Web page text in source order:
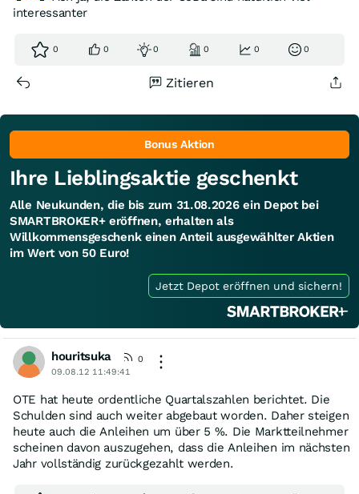
interessanter
0 0 0 0 0 0
Zitieren
Bonus Aktion
Ihre Lieblingsaktie geschenkt
Alle Neukunden, die bis zum 31.08.2026 ein Depot bei
SMARTBROKER+ eröffnen, erhalten als
Willkommensgeschenk einen Anteil ausgewählter Aktien
im Wert von 50 Euro!
Jetzt Depot eröffnen und sichern!
houritsuka
0
09.08.12 11:49:41
OTE hat heute ordentliche Quartalszahlen berichtet. Die
Schulden sind auch weiter abgebaut worden. Daher steigen
heute auch die Anleihen um über 5 %. Die Marktteilnehmer
scheinen davon auszugehen, dass die Anleihen im nächsten
Jahr vollständig zurückgezahlt werden.